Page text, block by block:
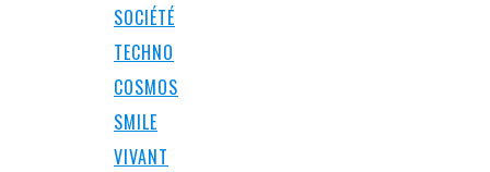
SOCIÉTÉ
TECHNO
COSMOS
SMILE
VIVANT